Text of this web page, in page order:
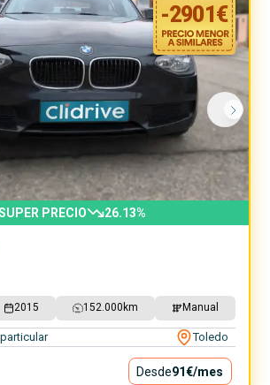
-2901€
PRECIO 26.13%
2015 152.000 km Manual
Toledo
Desde91€/mes